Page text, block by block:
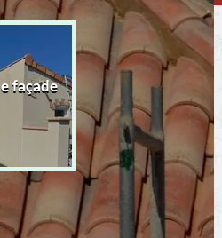
façade
Devis nettoyage
toiture 85